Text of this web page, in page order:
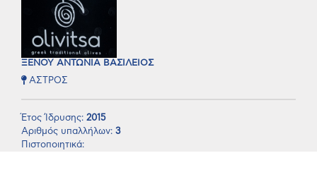
ΞΕΝΟΥ ΑΝΤΩΝΙΑ ΒΑΣΙΛΕΙΟΣ
ΑΣΤΡΟΣ
Έτος Ίδρυσης: 2015
Αριθμός υπαλλήλων: 3
Πιστοποιητικά: